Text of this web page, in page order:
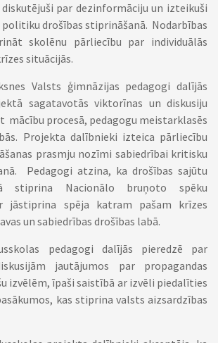
par dezinformāciju un izteikuši
drošības stiprināšanā. Nodarbības
skolēnu pārliecību par individuālās
situācijās.
Valsts ģimnāzijas pedagogi dalījās
sagatavotās viktorīnas un diskusiju
procesā, pedagogu meistarklasēs
Projekta dalībnieki izteica pārliecību
prasmju nozīmi sabiedrībai kritisku
Pedagogi atzina, ka drošības sajūtu
stiprina Nacionālo bruņoto spēku
jāstiprina spēja katram pašam krīzes
un sabiedrības drošības labā.
pedagogi dalījās pieredzē par
jautājumos par propagandas
izvēlēm, īpaši saistībā ar izvēli piedalīties
kas stiprina valsts aizsardzības